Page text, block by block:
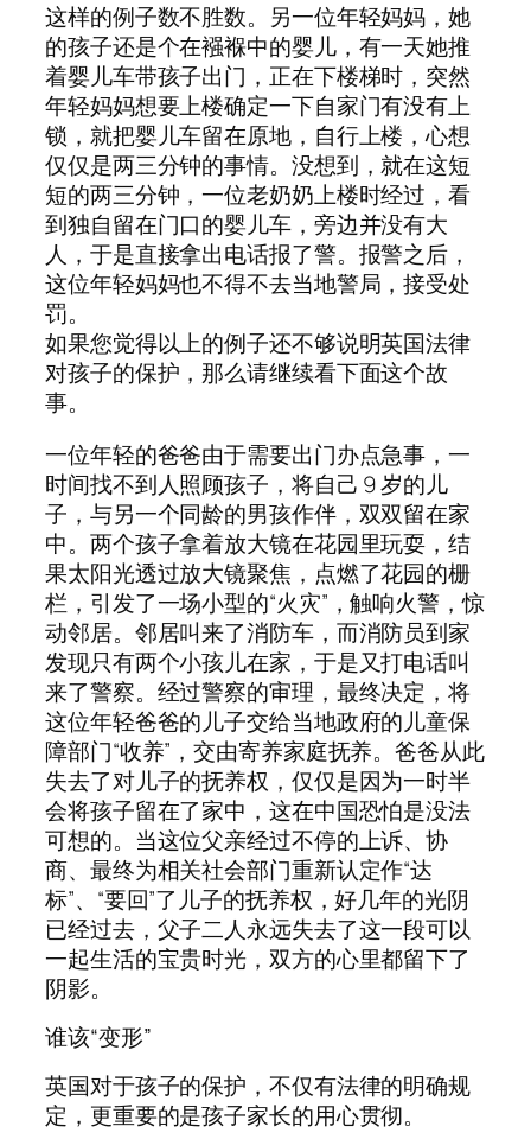
这样的例子数不胜数。另一位年轻妈妈，她
的孩子还是个在襁褓中的婴儿，有一天她推
着婴儿车带孩子出门，正在下楼梯时，突然
年轻妈妈想要上楼确定一下自家门有没有上
锁，就把婴儿车留在原地，自行上楼，心想
仅仅是两三分钟的事情。没想到，就在这短
短的两三分钟，一位老奶奶上楼时经过，看
到独自留在门口的婴儿车，旁边并没有大
人，于是直接拿出电话报了警。报警之后，
这位年轻妈妈也不得不去当地警局，接受处
罚。
如果您觉得以上的例子还不够说明英国法律
对孩子的保护，那么请继续看下面这个故
事。
一位年轻的爸爸由于需要出门办点急事，一
时间找不到人照顾孩子，将自己 9 岁的儿
子，与另一个同龄的男孩作伴，双双留在家
中。两个孩子拿着放大镜在花园里玩耍，结
果太阳光透过放大镜聚焦，点燃了花园的栅
栏，引发了一场小型的“火灾”，触响火警，惊
动邻居。邻居叫来了消防车，而消防员到家
发现只有两个小孩儿在家，于是又打电话叫
来了警察。经过警察的审理，最终决定，将
这位年轻爸爸的儿子交给当地政府的儿童保
障部门“收养”，交由寄养家庭抚养。爸爸从此
失去了对儿子的抚养权，仅仅是因为一时半
会将孩子留在了家中，这在中国恐怕是没法
可想的。当这位父亲经过不停的上诉、协
商、最终为相关社会部门重新认定作“达
标”、“要回”了儿子的抚养权，好几年的光阴
已经过去，父子二人永远失去了这一段可以
一起生活的宝贵时光，双方的心里都留下了
阴影。
谁该“变形”
英国对于孩子的保护，不仅有法律的明确规
定，更重要的是孩子家长的用心贯彻。